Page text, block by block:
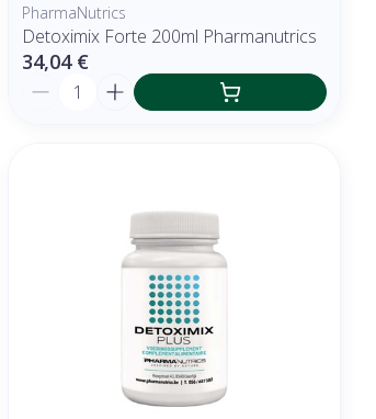
PharmaNutrics
Detoximix Forte 200ml Pharmanutrics
34,04 €
Quantité